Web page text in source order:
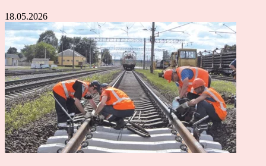
18.05.2026